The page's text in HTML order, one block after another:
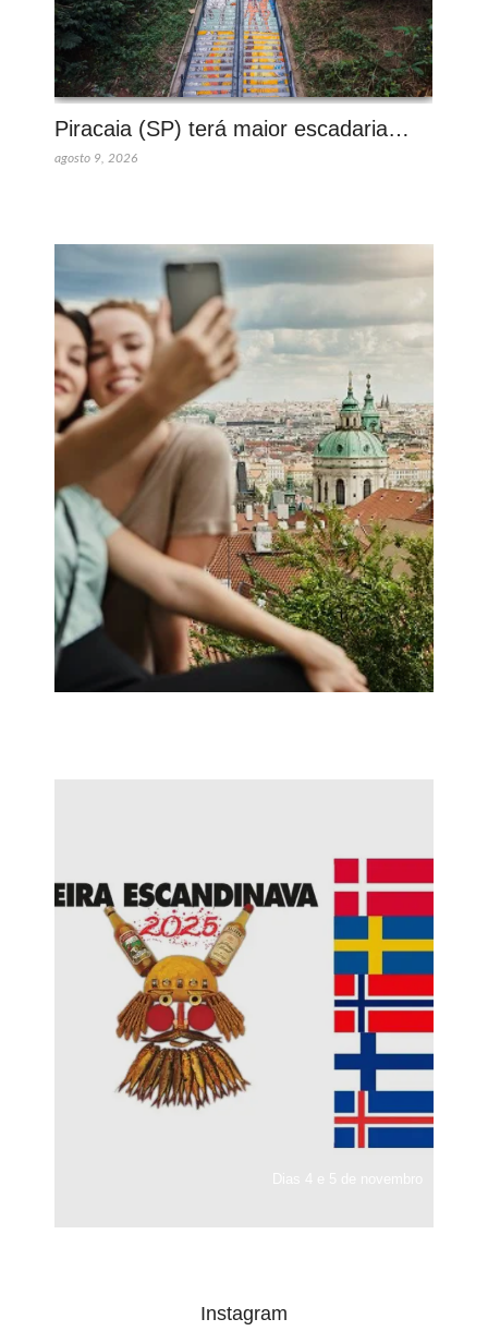
Piracaia (SP) terá maior escadaria…
agosto 9, 2026
Instagram